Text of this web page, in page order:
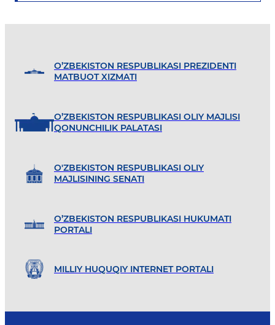
O’ZBEKISTON RESPUBLIKASI PREZIDENTI
MATBUOT XIZMATI
O’ZBEKISTON RESPUBLIKASI OLIY MAJLISI
QONUNCHILIK PALATASI
O'ZBEKISTON RESPUBLIKASI OLIY
MAJLISINING SENATI
O’ZBEKISTON RESPUBLIKASI HUKUMATI
PORTALI
MILLIY HUQUQIY INTERNET PORTALI